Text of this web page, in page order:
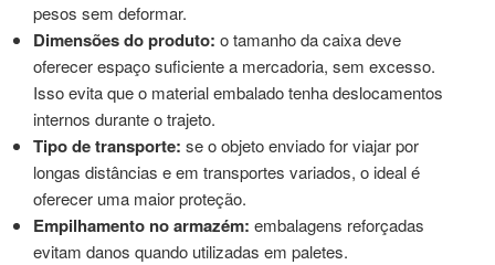
pesos sem deformar.
Dimensões do produto: o tamanho da caixa deve
oferecer espaço suficiente a mercadoria, sem excesso.
Isso evita que o material embalado tenha deslocamentos
internos durante o trajeto.
Tipo de transporte: se o objeto enviado for viajar por
longas distâncias e em transportes variados, o ideal é
oferecer uma maior proteção.
Empilhamento no armazém: embalagens reforçadas
evitam danos quando utilizadas em paletes.